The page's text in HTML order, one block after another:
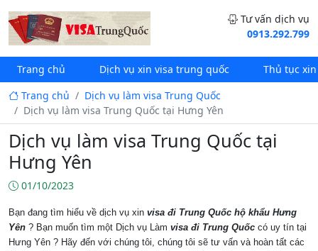
Tư vấn dịch vụ
0913.292.799
Trang chủ Dịch vụ xin visa trung quốc
Thủ tục
Trang chủ
Dịch vụ làm visa Trung Quốc
Dịch vụ làm visa Trung Quốc tại Hưng Yên
Dịch vụ làm visa Trung Quốc tại
Hưng Yên
01/10/2023
Bạn đang tìm hiểu về dịch vụ xin visa đi Trung Quốc hộ khẩu Hưng
Yên ? Bạn muốn tìm một Dịch vụ Làm visa đi Trung Quốc có uy tín tại
Hưng Yên ? Hãy đến với chúng tôi, chúng tôi sẽ tư vấn và hoàn tất các